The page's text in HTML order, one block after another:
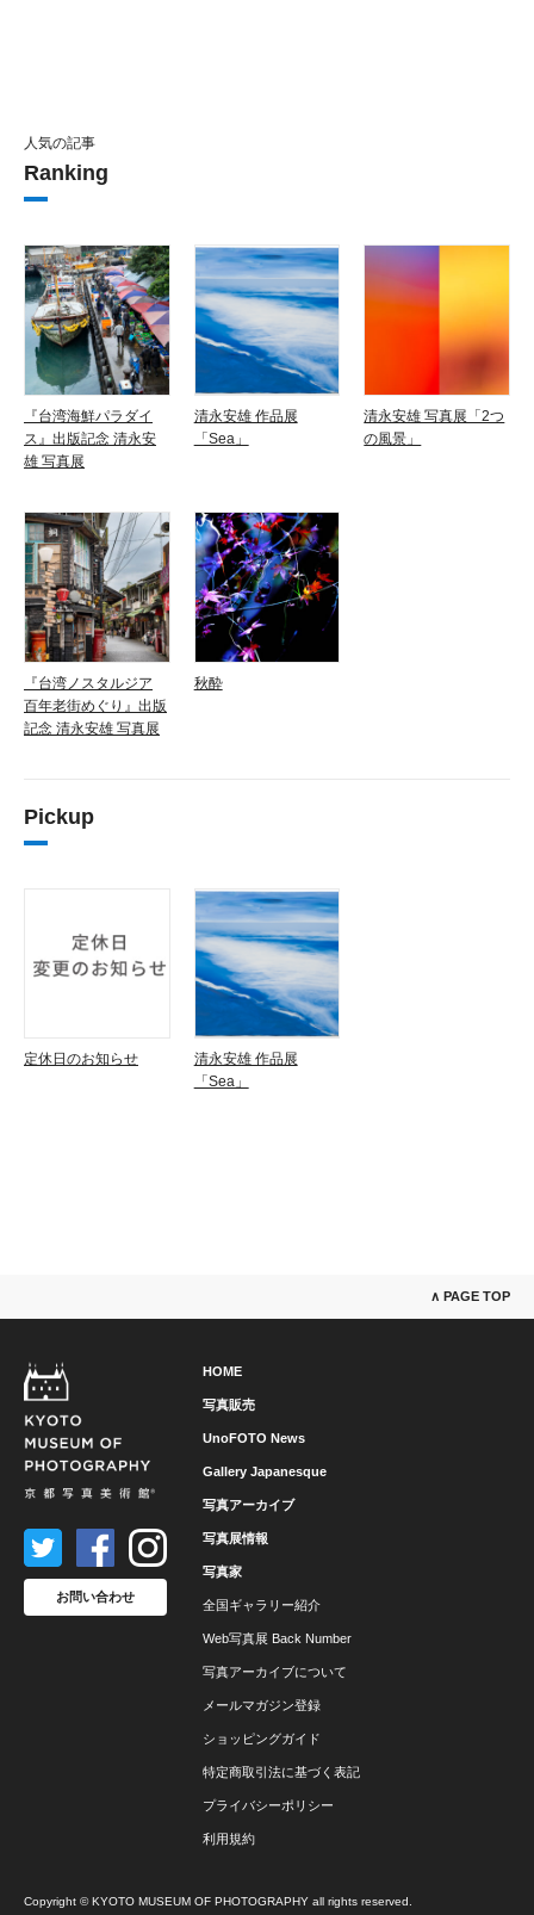
人気の記事
Ranking
『台湾海鮮パラダイ
ス』出版記念 清永安
雄 写真展
清永安雄 作品展
「Sea」
清永安雄 写真展「2つ
の風景」
『台湾ノスタルジア
百年老街めぐり』出版
記念 清永安雄 写真展
秋酔
Pickup
定休日のお知らせ
清永安雄 作品展
「Sea」
∧ PAGE TOP
HOME
写真販売
UnoFOTO News
Gallery Japanesque
写真アーカイブ
写真展情報
写真家
全国ギャラリー紹介
Web写真展 Back Number
写真アーカイブについて
メールマガジン登録
ショッピングガイド
特定商取引法に基づく表記
プライバシーポリシー
利用規約
お問い合わせ
Copyright © KYOTO MUSEUM OF PHOTOGRAPHY all rights reserved.